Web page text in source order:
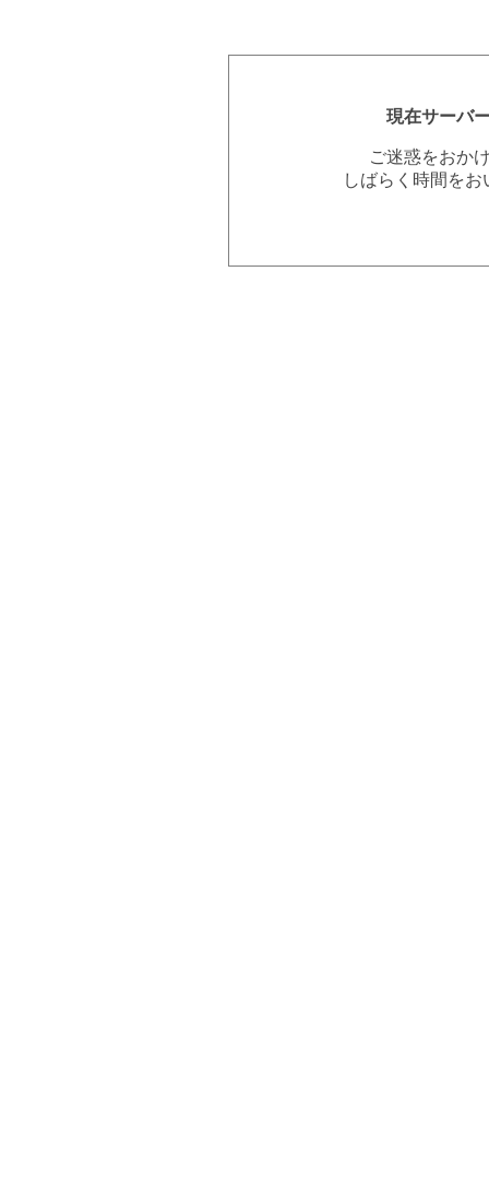
現在サーバ
ご迷惑をおか
しばらく時間を